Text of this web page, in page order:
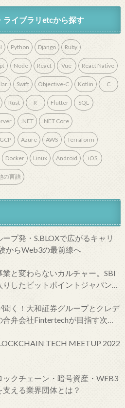
ライブラリetcから探す
Python Django Ruby
Node React Vue React Native
Swift Objective-C Kotlin C
Rust R Flutter SQL
.NET .NET Core
GCP Azure AWS Terraform
Docker Linux Android iOS
の言語
ープ発・S.BLOXで広がるキャリ
からWeb3の最前線へ
業と変わらないカルチャー。SBI
りしたビットポイントジャパンの
いてみた！
聞く！大和証券グループとクレデ
合弁会社Fintertechが目指す次世
スとは
TECH MEETUP 2022
ックチェーン・暗号資産・WEB3
支える業界団体とは？